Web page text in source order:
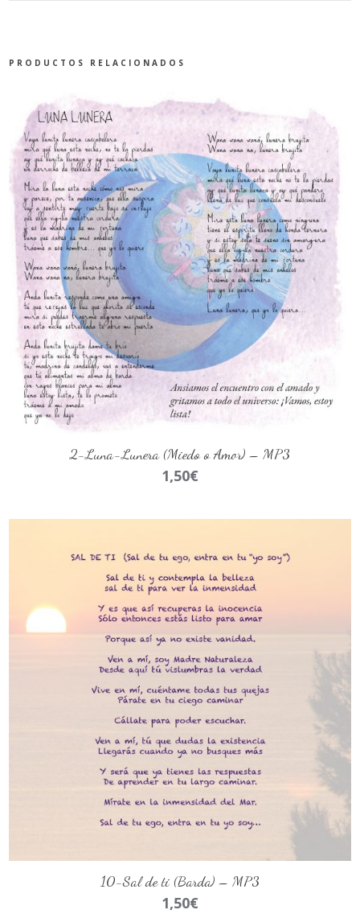
PRODUCTOS RELACIONADOS
2-Luna-Lunera (Miedo o Amor) – MP3
1,50€
AÑADIR AL CARRITO
10-Sal de ti (Barda) – MP3
1,50€